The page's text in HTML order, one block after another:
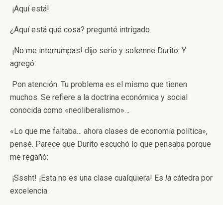
­ ¡Aquí está!
­¿Aquí está qué cosa? ­pregunté intrigado.
­ ¡No me interrumpas! ­dijo serio y solemne Durito. Y
agregó:
­ Pon atención. Tu problema es el mismo que tienen
muchos. Se refiere a la doctrina económica y social
conocida como «neoliberalismo»…
«Lo que me faltaba… ahora clases de economía política»,
pensé. Parece que Durito escuchó lo que pensaba porque
me regañó:
­ ¡Sssht! ¡Esta no es una clase cualquiera! Es la cátedra por
excelencia.